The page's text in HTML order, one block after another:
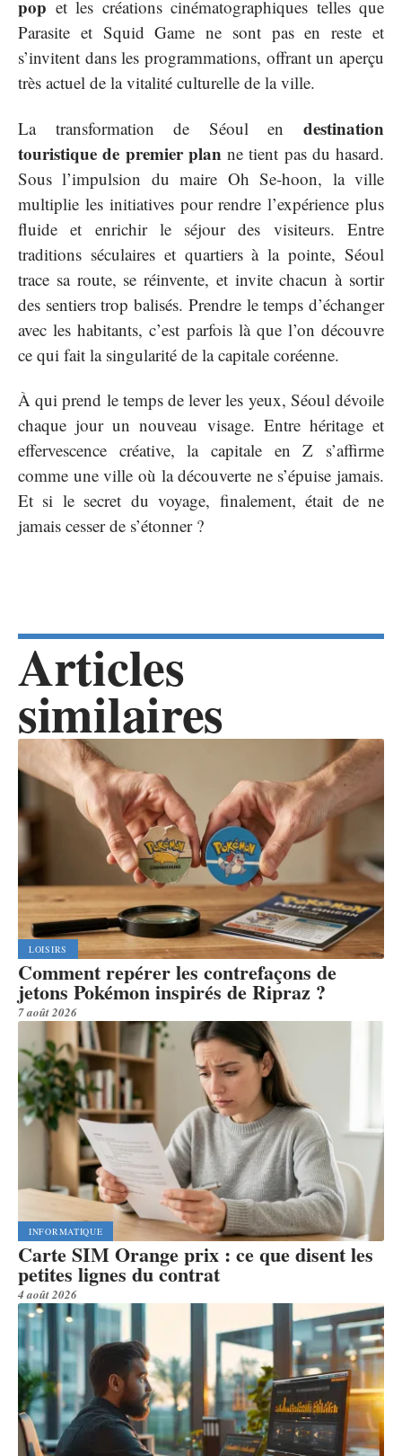
pop et les créations cinématographiques telles que
Parasite et Squid Game ne sont pas en reste et
s’invitent dans les programmations, offrant un aperçu
très actuel de la vitalité culturelle de la ville.
La transformation de Séoul en destination
touristique de premier plan ne tient pas du hasard.
Sous l’impulsion du maire Oh Se-hoon, la ville
multiplie les initiatives pour rendre l’expérience plus
fluide et enrichir le séjour des visiteurs. Entre
traditions séculaires et quartiers à la pointe, Séoul
trace sa route, se réinvente, et invite chacun à sortir
des sentiers trop balisés. Prendre le temps d’échanger
avec les habitants, c’est parfois là que l’on découvre
ce qui fait la singularité de la capitale coréenne.
À qui prend le temps de lever les yeux, Séoul dévoile
chaque jour un nouveau visage. Entre héritage et
effervescence créative, la capitale en Z s’affirme
comme une ville où la découverte ne s’épuise jamais.
Et si le secret du voyage, finalement, était de ne
jamais cesser de s’étonner ?
Articles
similaires
LOISIRS
Comment repérer les contrefaçons de
jetons Pokémon inspirés de Ripraz ?
7 août 2026
INFORMATIQUE
Carte SIM Orange prix : ce que disent les
petites lignes du contrat
4 août 2026